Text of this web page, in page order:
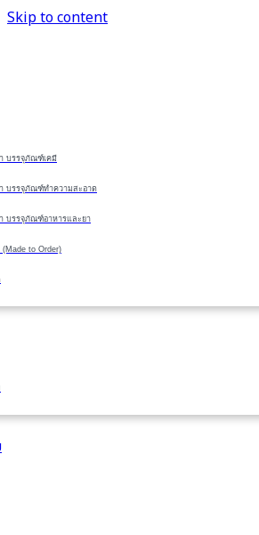
Skip to content
บรรจุภัณฑ์เคมี
า บรรจุภัณฑ์ทำความสะอาด
บรรจุภัณฑ์อาหารและยา
to Order)